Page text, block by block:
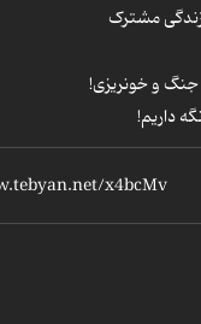
مشترک
جنگ و خونریزی!